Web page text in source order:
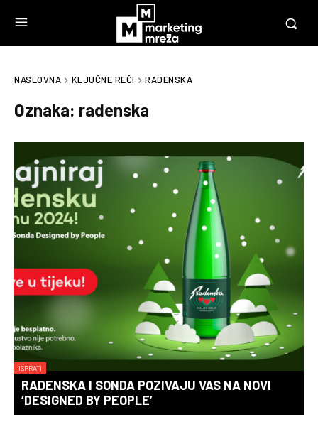
NASLOVNA KLJUČNE REČI RADENSKA
Oznaka: radenska
ISPRATI
RADENSKA I SONDA POZIVAJU VAS NA NOVI
‘DESIGNED BY PEOPLE’